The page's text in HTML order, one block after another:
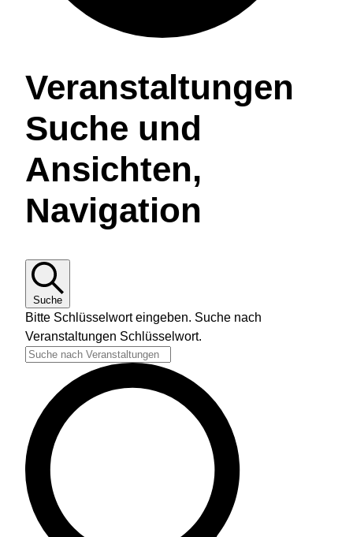
V
e
r
a
n
t
a
Veranstaltungen
Suche und
Ansichten,
Navigation
Suche
Bitte Schlüsselwort eingeben. Suche nach
Veranstaltungen Schlüsselwort.